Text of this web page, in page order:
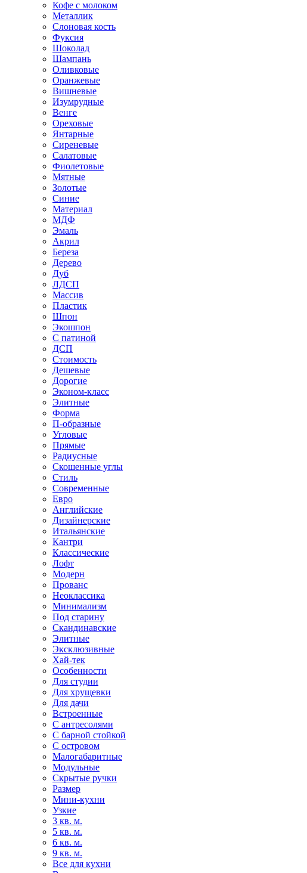
Кофе с молоком
Металлик
Слоновая кость
Фуксия
Шоколад
Шампань
Оливковые
Оранжевые
Вишневые
Изумрудные
Венге
Ореховые
Янтарные
Сиреневые
Салатовые
Фиолетовые
Мятные
Золотые
Синие
Материал
МДФ
Эмаль
Акрил
Береза
Дерево
Дуб
ЛДСП
Массив
Пластик
Шпон
Экошпон
С патиной
ДСП
Стоимость
Дешевые
Дорогие
Эконом-класс
Элитные
Форма
П-образные
Угловые
Прямые
Радиусные
Скошенные углы
Стиль
Современные
Евро
Английские
Дизайнерские
Итальянские
Кантри
Классические
Лофт
Модерн
Прованс
Неоклассика
Минимализм
Под старину
Скандинавские
Элитные
Эксклюзивные
Хай-тек
Особенности
Для студии
Для хрущевки
Для дачи
Встроенные
С антресолями
С барной стойкой
С островом
Малогабаритные
Модульные
Скрытые ручки
Размер
Мини-кухни
Узкие
3 кв. м.
5 кв. м.
6 кв. м.
9 кв. м.
Все для кухни